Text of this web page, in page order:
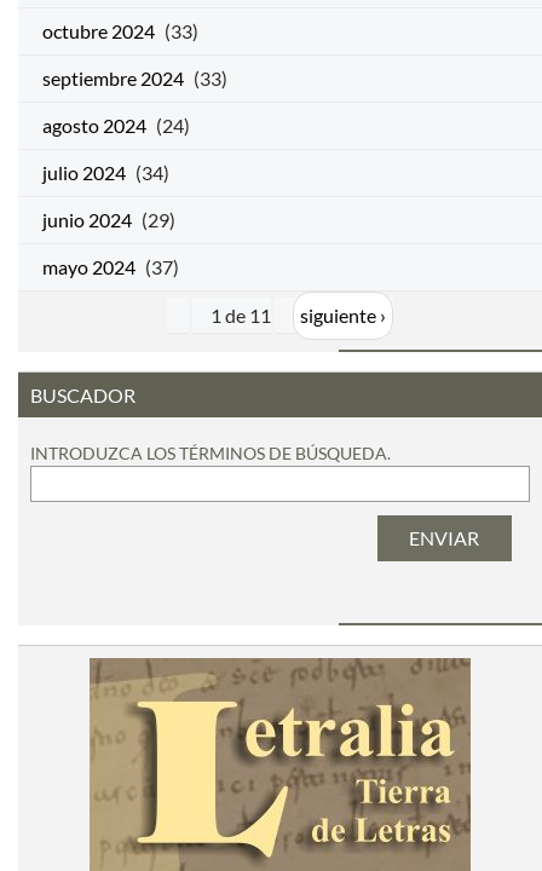
octubre 2024 (33)
septiembre 2024 (33)
agosto 2024 (24)
julio 2024 (34)
junio 2024 (29)
mayo 2024 (37)
1 de 11 siguiente ›
BUSCADOR
INTRODUZCA LOS TÉRMINOS DE BÚSQUEDA.